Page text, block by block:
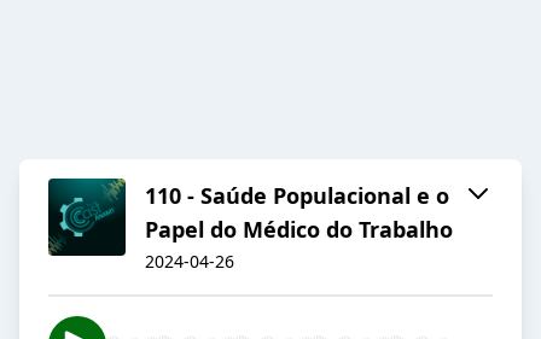
110 - Saúde Populacional e o
Papel do Médico do Trabalho
2024-04-26